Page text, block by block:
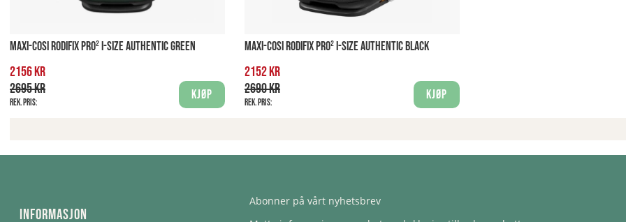
MAXI-COSI RODIFIX PRO² I-SIZE AUTHENTIC GREEN
2156 kr
2695 kr
Rek. pris:
Kjøp
MAXI-COSI RODIFIX PRO² I-SIZE AUTHENTIC BLACK
2152 kr
2690 kr
Rek. pris:
Kjøp
Informasjon
Abonner på vårt nyhetsbrev